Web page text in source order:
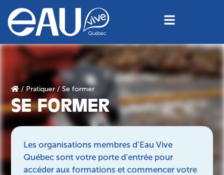
/Pratiquer / Se former
SE FORMER
Les organisations membres d’Eau Vive
Québec sont votre porte d’entrée pour
accéder aux formations et commencer votre